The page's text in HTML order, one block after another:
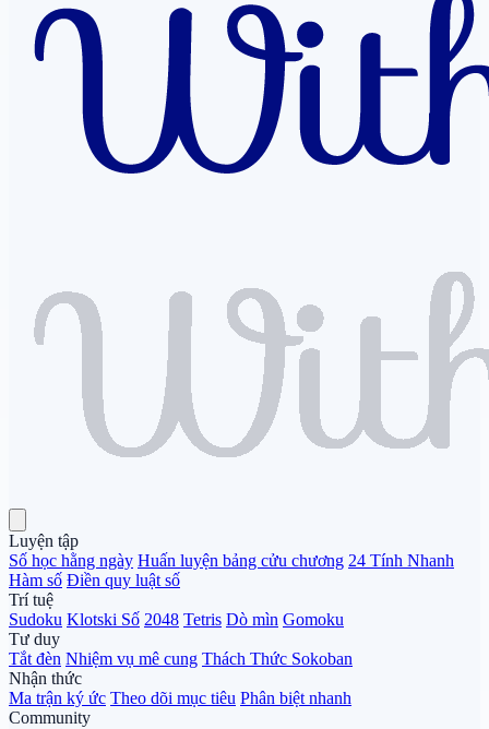
Luyện tập
Số học hằng ngày Huấn luyện bảng cửu chương 24 Tính Nhanh
Hàm số Điền quy luật số
Trí tuệ
Sudoku Klotski Số 2048 Tetris Dò mìn Gomoku
Tư duy
Tắt đèn Nhiệm vụ mê cung Thách Thức Sokoban
Nhận thức
Ma trận ký ức Theo dõi mục tiêu Phân biệt nhanh
Community